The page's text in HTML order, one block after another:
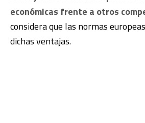
económicas frente a otros
considera que las normas
dichas ventajas.